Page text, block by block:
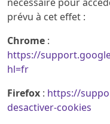
prévu à cet effet :
Chrome :
https://
hl=fr
Firefox : https://
desactiver-cookies